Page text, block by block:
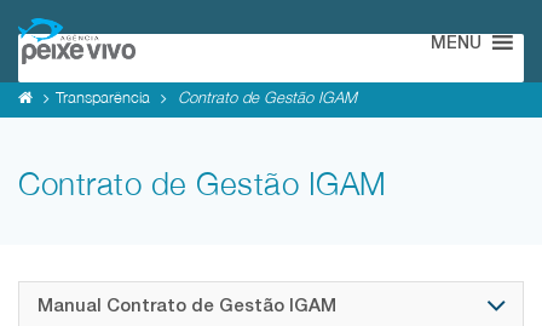
MENU
Transparência Contrato de Gestão IGAM
Contrato de Gestão IGAM
Manual Contrato de Gestão IGAM